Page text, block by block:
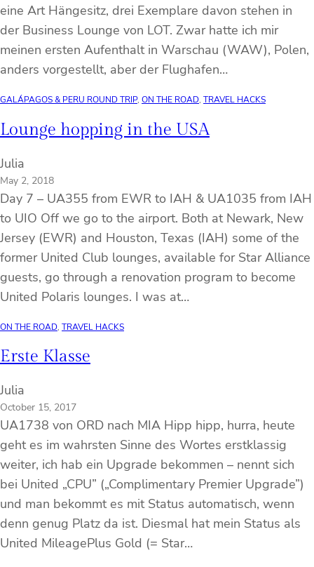
eine Art Hängesitz, drei Exemplare davon stehen in
der Business Lounge von LOT. Zwar hatte ich mir
meinen ersten Aufenthalt in Warschau (WAW), Polen,
anders vorgestellt, aber der Flughafen…
GALÁPAGOS & PERU ROUND TRIP, ON THE ROAD, TRAVEL HACKS
Lounge hopping in the USA
Julia
May 2, 2018
Day 7 – UA355 from EWR to IAH & UA1035 from IAH
to UIO Off we go to the airport. Both at Newark, New
Jersey (EWR) and Houston, Texas (IAH) some of the
former United Club lounges, available for Star Alliance
guests, go through a renovation program to become
United Polaris lounges. I was at…
ON THE ROAD, TRAVEL HACKS
Erste Klasse
Julia
October 15, 2017
UA1738 von ORD nach MIA Hipp hipp, hurra, heute
geht es im wahrsten Sinne des Wortes erstklassig
weiter, ich hab ein Upgrade bekommen – nennt sich
bei United „CPU” („Complimentary Premier Upgrade”)
und man bekommt es mit Status automatisch, wenn
denn genug Platz da ist. Diesmal hat mein Status als
United MileagePlus Gold (= Star…